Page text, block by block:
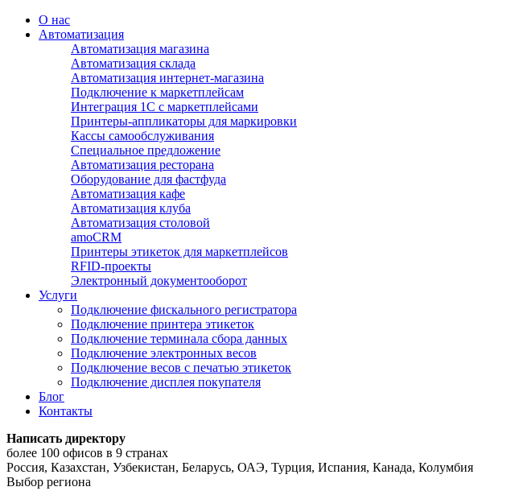
О нас
Автоматизация
Автоматизация магазина
Автоматизация склада
Автоматизация интернет-магазина
Подключение к маркетплейсам
Интеграция 1С с маркетплейсами
Принтеры-аппликаторы для маркировки
Кассы самообслуживания
Специальное предложение
Автоматизация ресторана
Оборудование для фастфуда
Автоматизация кафе
Автоматизация клуба
Автоматизация столовой
amoCRM
Принтеры этикеток для маркетплейсов
RFID-проекты
Электронный документооборот
Услуги
Подключение фискального регистратора
Подключение принтера этикеток
Подключение терминала сбора данных
Подключение электронных весов
Подключение весов с печатью этикеток
Подключение дисплея покупателя
Блог
Контакты
Написать директору
более 100 офисов в 9 странах
Россия, Казахстан, Узбекистан, Беларусь, ОАЭ, Турция, Испания, Канада, Колумбия
Выбор региона